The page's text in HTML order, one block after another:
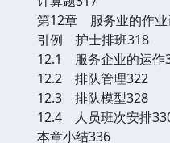
第12章 服务业的作业
引例 护士排班318
12.1 服务企业的运作
12.2 排队管理322
12.3 排队模型328
12.4 人员班次安排
本章小结336